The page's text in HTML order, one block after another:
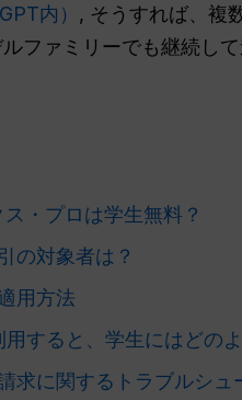
内） , そうすれば、複
ファミリーでも継続し
・プロは学生無料？
の対象者は？
用方法
用すると、学生にはどの
求に関するトラブルシュ